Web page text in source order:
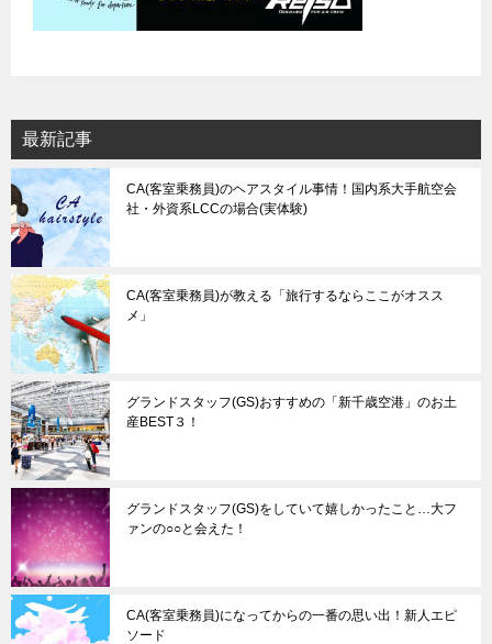
最新記事
CA(客室乗務員)のヘアスタイル事情！国内系大手航空会
社・外資系LCCの場合(実体験)
CA(客室乗務員)が教える「旅行するならここがオスス
メ」
グランドスタッフ(GS)おすすめの「新千歳空港」のお土
産BEST３！
グランドスタッフ(GS)をしていて嬉しかったこと…大フ
ァンの○○と会えた！
CA(客室乗務員)になってからの一番の思い出！新人エピ
ソード